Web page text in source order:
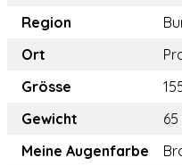
Region
Ort
Grösse
Gewicht
Meine Augenfarbe